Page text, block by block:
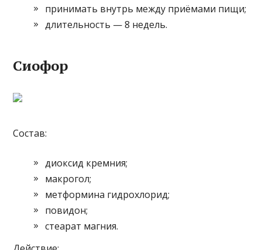
принимать внутрь между приёмами пищи;
длительность — 8 недель.
Сиофор
Состав:
диоксид кремния;
макрогол;
метформина гидрохлорид;
повидон;
стеарат магния.